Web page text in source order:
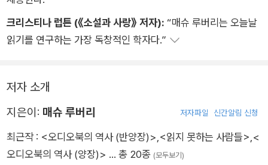
크리스티나 럽튼 (《소설과 사랑》 저자): “매슈 루버리는 오늘날
읽기를 연구하는 가장 독창적인 학자다.”
저자 소개
지은이: 매슈 루버리 저자파일 신간알림 신청
최근작 : <오디오북의 역사 (반양장)> <읽지 못하는 사람들> <
오디오북의 역사 (양장)> … 총 20종 (모두보기)